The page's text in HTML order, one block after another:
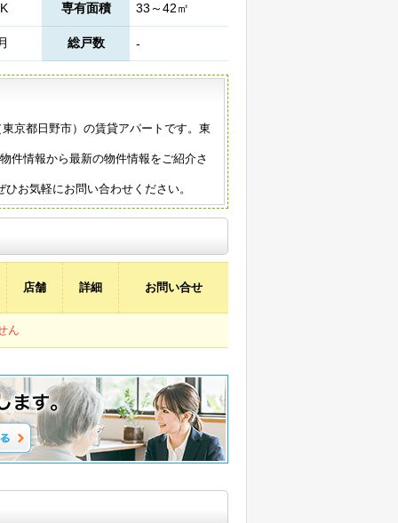
専有面積 33～42㎡
総戸数 -
京都日野市）の賃貸アパートです。東
件情報から最新の物件情報をご紹介さ
お気軽にお問い合わせください。
店舗 詳細 お問い合せ
ん